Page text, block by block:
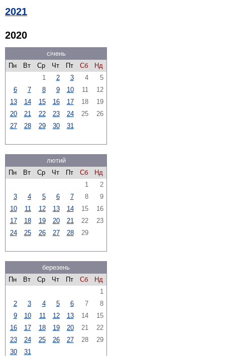
2021
2020
січень
Пн
Вт Ср Чт Пт Сб
Нд
1
2 3 4
5
6
7 8 9 10 11
12
13
14 15 16 17 18
19
20
21 22 23 24 25
26
27
28 29 30 31
лютий
Пн
Вт Ср Чт Пт Сб
Нд
1
2
3
4 5 6 7 8
9
10
11 12 13 14 15
16
17
18 19 20 21 22
23
24
25 26 27 28 29
березень
Пн
Вт Ср Чт Пт Сб
Нд
1
2
3 4 5 6 7
8
9
10 11 12 13 14
15
16
17 18 19 20 21
22
23
24 25 26 27 28
29
30
31